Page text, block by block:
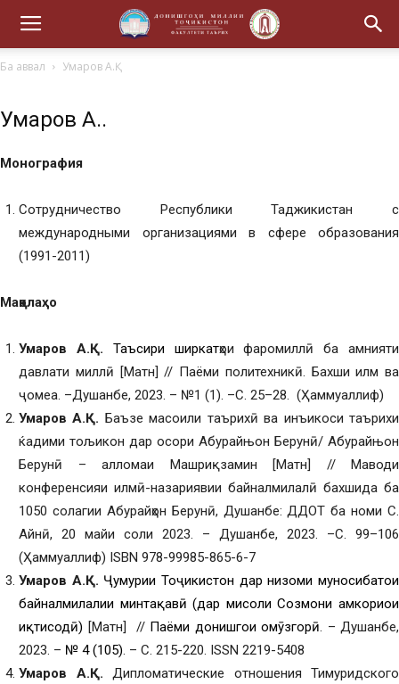
Ба аввал Умаров А.Қ.
Умаров А.Қ.
Монография
Сотрудничество Республики Таджикистан с
международными организациями в сфере образования
(1991-2011)
Мақолаҳо
Умаров А.Қ. Таъсири ширкатҳои фаромиллӣ ба амнияти
давлати миллӣ [Матн] // Паёми политехникӣ. Бахши илм ва
ҷомеа. –Душанбе, 2023. – №1 (1). –С. 25–28. (Ҳаммуаллиф)
Умаров А.Қ. Баъзе масоили таърихӣ ва инъикоси таърихи
ќадими тољикон дар осори Абурайњон Берунӣ/ Абурайњон
Берунӣ – алломаи Машриқзамин [Матн] // Маводи
конференсияи илмӣ-назариявии байналмилалӣ бахшида ба
1050 солагии Абурайҳон Берунӣ, Душанбе: ДДОТ ба номи С.
Айнӣ, 20 майи соли 2023. – Душанбе, 2023. –С. 99–106
(Ҳаммуаллиф) ISBN 978-99985-865-6-7
Умаров А.Қ. Ҷумҳурии Тоҷикистон дар низоми муносибатҳои
байналмилалии минтақавӣ (дар мисоли Созмони ҳамкориҳои
иқтисодӣ) [Матн] // Паёми донишгоҳи омӯзгорӣ. – Душанбе,
2023. – № 4 (105). – С. 215-220. ISSN 2219-5408
Умаров А.Қ. Дипломатические отношения Тимуридского